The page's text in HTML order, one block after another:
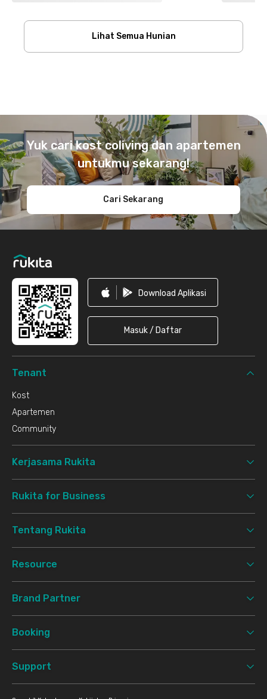
Lihat Semua Hunian
Yuk cari kost coliving dan apartemen
untukmu sekarang!
Cari Sekarang
Download Aplikasi
Masuk / Daftar
Tenant
Kost
Apartemen
Community
Kerjasama Rukita
Rukita for Business
Tentang Rukita
Resource
Brand Partner
Booking
Support